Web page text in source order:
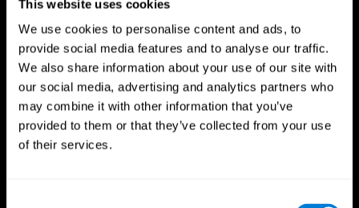
This website uses cookies
We use cookies to personalise content and ads, to
provide social media features and to analyse our traffic.
We also share information about your use of our site with
our social media, advertising and analytics partners who
may combine it with other information that you’ve
provided to them or that they’ve collected from your use
of their services.